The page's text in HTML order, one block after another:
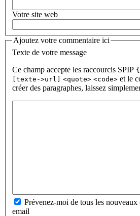
Votre site web
Ajoutez votre commentaire ici
Texte de votre message
Ce champ accepte les raccourcis SPIP
[texte->url] <quote> <code> et le
créer des paragraphes, laissez
Prévenez-moi de tous les
email